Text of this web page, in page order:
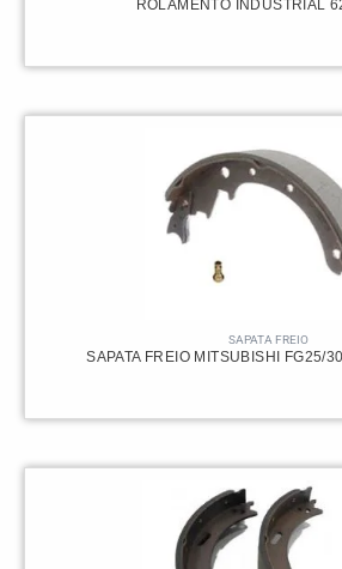
ROLAMENTO INDUSTRIAL
SAPATA FREIO
SAPATA FREIO MITSUBISHI FG25/